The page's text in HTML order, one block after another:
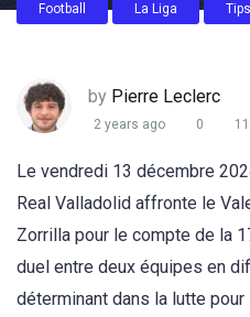
Football La Liga Tips
by Pierre Leclerc
2 years ago 0
Le vendredi 13 décembre
Real Valladolid affronte le
Zorrilla pour le compte de la
duel entre deux équipes en
déterminant dans la lutte pour